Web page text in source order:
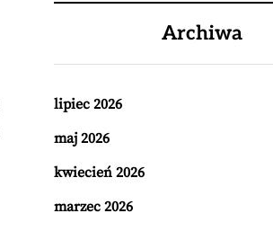
Archiwa
lipiec 2026
maj 2026
kwiecień 2026
marzec 2026